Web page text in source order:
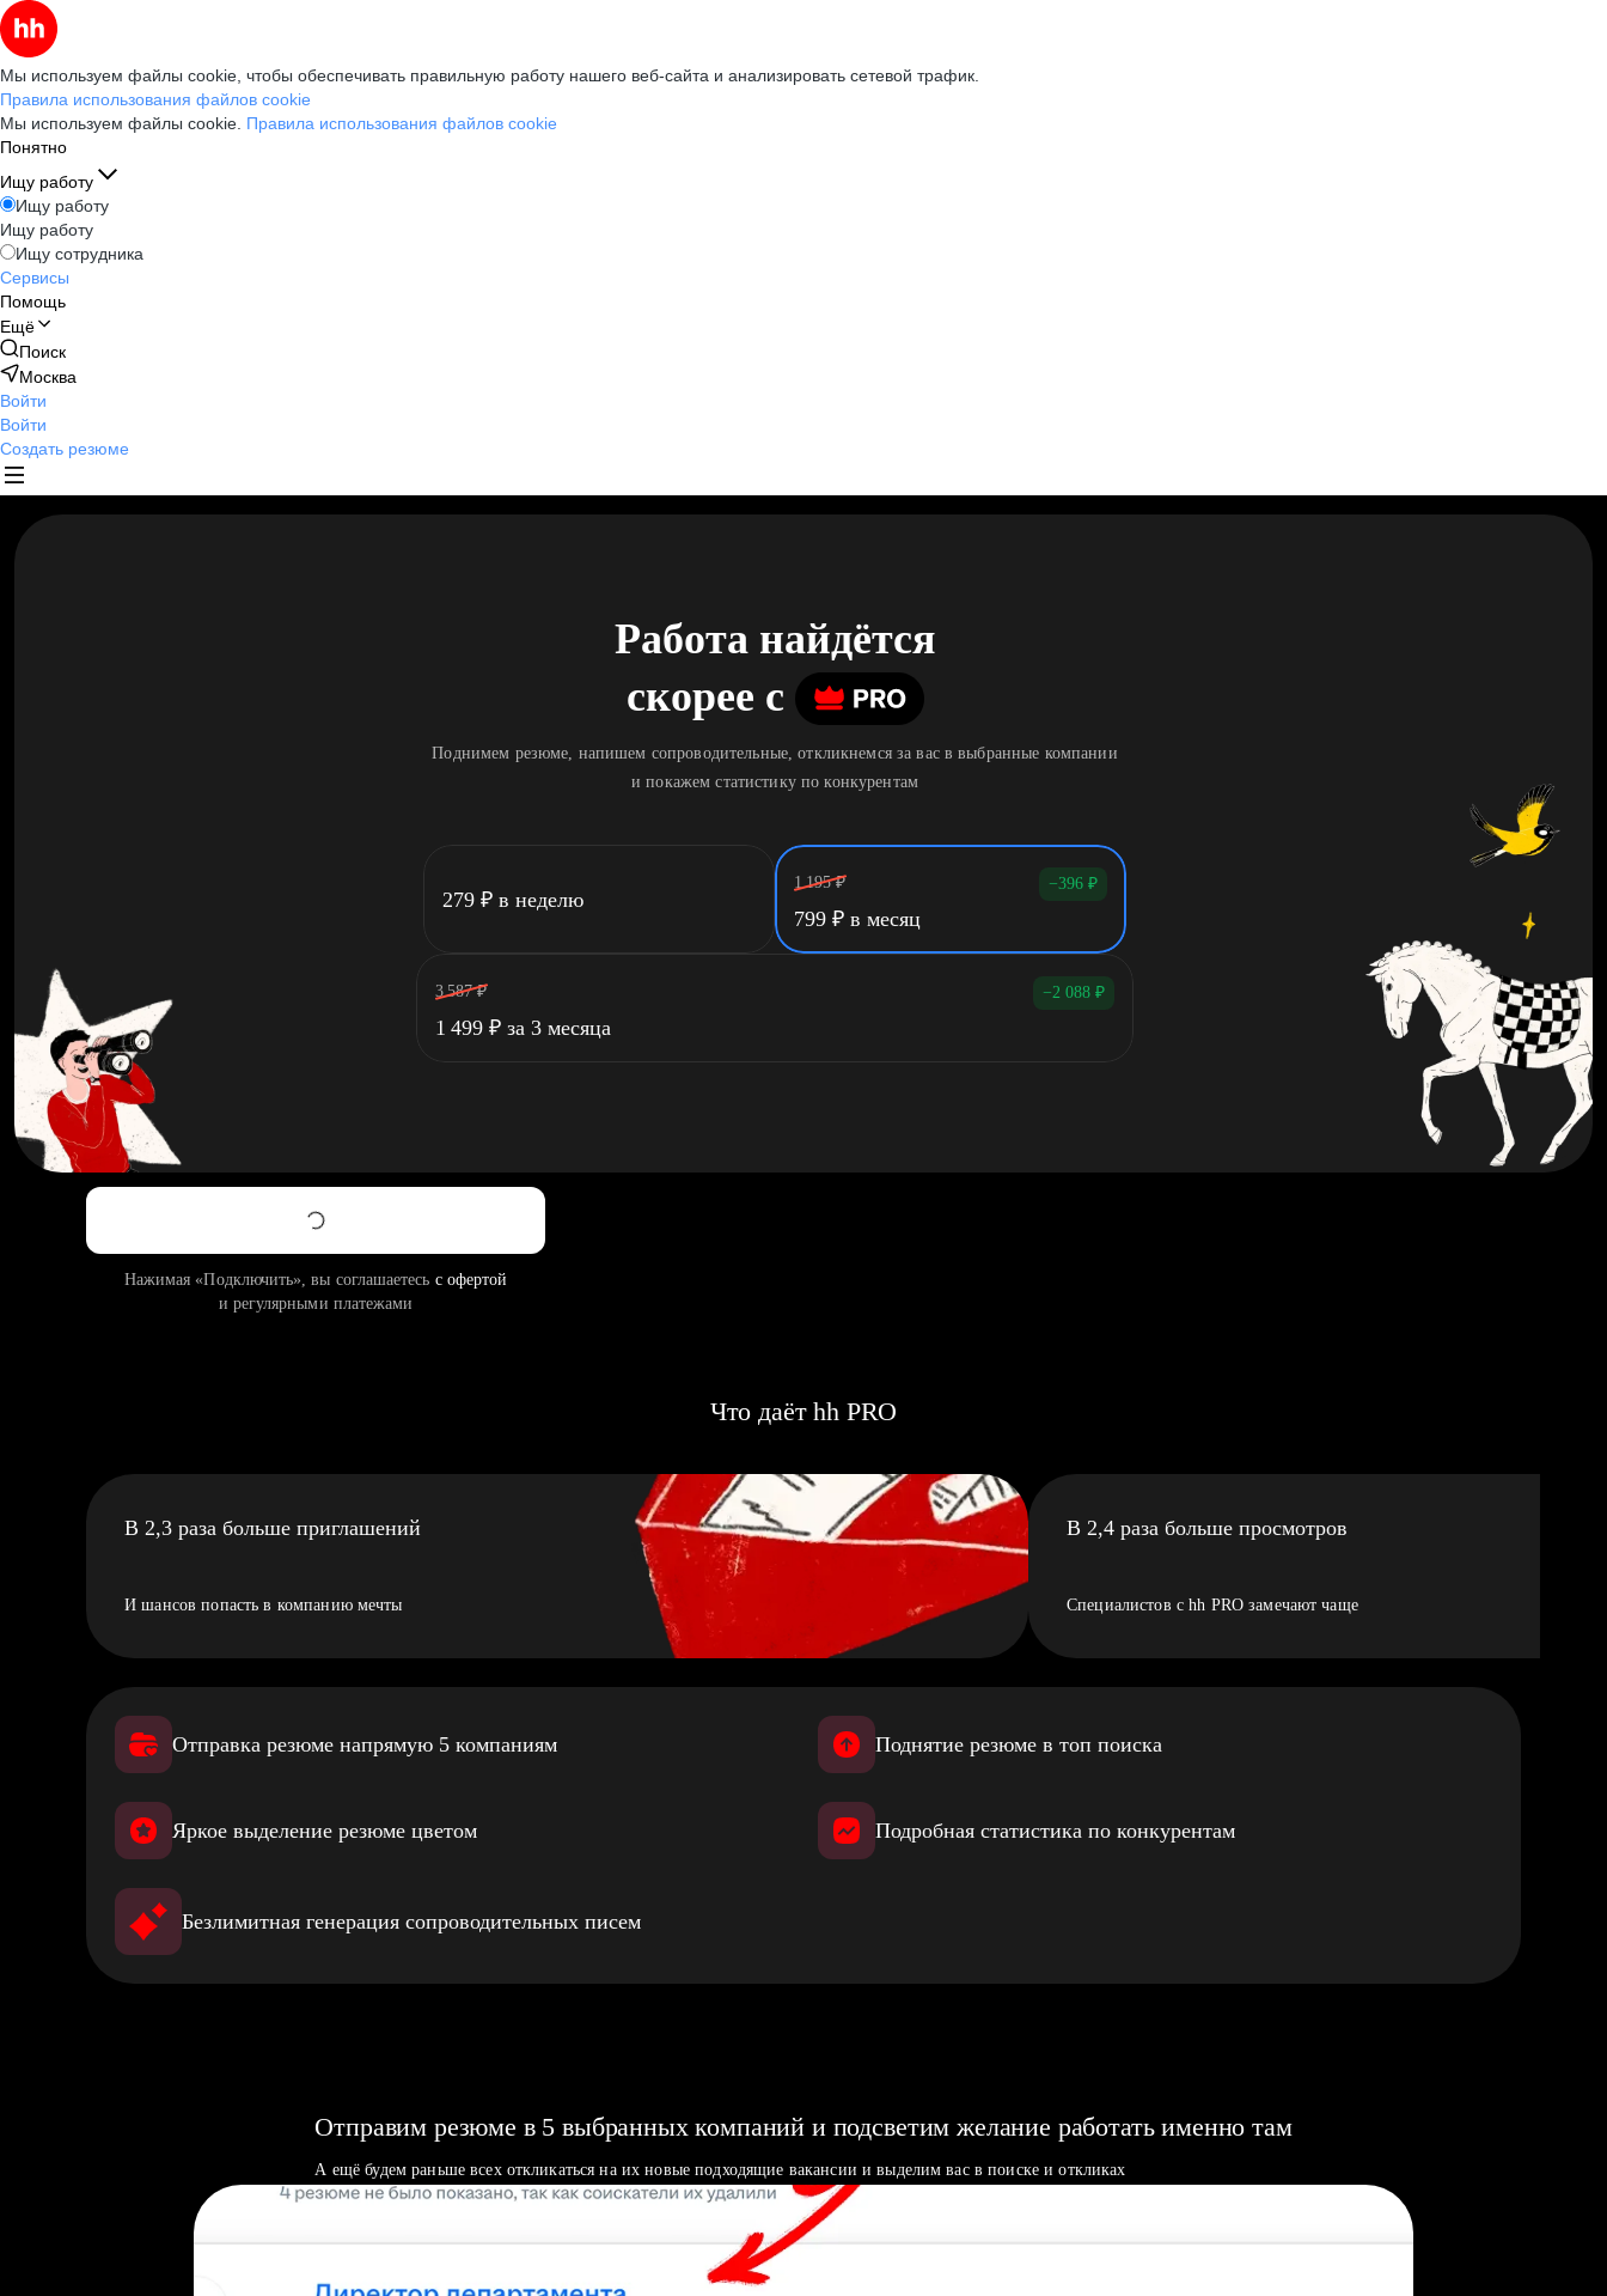
Мы используем файлы cookie, чтобы обеспечивать правильную работу нашего веб-сайта и анализировать сетевой трафик.
Правила использования файлов cookie
Мы используем файлы cookie. Правила использования файлов cookie
Понятно
Ищу работу
Ищу работу
Ищу работу
Ищу сотрудника
Сервисы
Помощь
Ещё
Поиск
Москва
Войти
Войти
Создать резюме
Работа найдётся
скорее c
Поднимем резюме, напишем сопроводительные, откликнемся за вас в выбранные компании
и покажем статистику по конкурентам
279 ₽ в неделю
1 195 ₽ −396 ₽
799 ₽ в месяц
3 587 ₽ −2 088 ₽
1 499 ₽ за 3 месяца
Нажимая «Подключить», вы соглашаетесь с офертой
и регулярными платежами
Что даёт hh PRO
В 2,3 раза больше приглашений
И шансов попасть в компанию мечты
В 2,4 раза больше просмотров
Специалистов с hh PRO замечают чаще
Отправка резюме напрямую 5 компаниям Поднятие резюме в топ поиска
Яркое выделение резюме цветом Подробная статистика по конкурентам
Безлимитная генерация сопроводительных писем
Отправим резюме в 5 выбранных компаний и подсветим желание работать именно там
А ещё будем раньше всех откликаться на их новые подходящие вакансии и выделим вас в поиске и откликах